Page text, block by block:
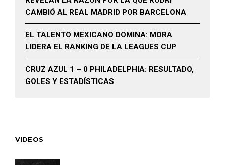
CAMBIÓ AL REAL MADRID POR BARCELONA
EL TALENTO MEXICANO DOMINA: MORA
LIDERA EL RANKING DE LA LEAGUES CUP
CRUZ AZUL 1 – 0 PHILADELPHIA: RESULTADO,
GOLES Y ESTADÍSTICAS
VIDEOS